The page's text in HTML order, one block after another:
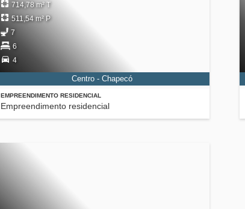
EMPREENDIMENTO RESIDENCIAL
Empreendimento residencial
714,78 m² T
511,54 m² P
7
6
4
Centro - Chapecó